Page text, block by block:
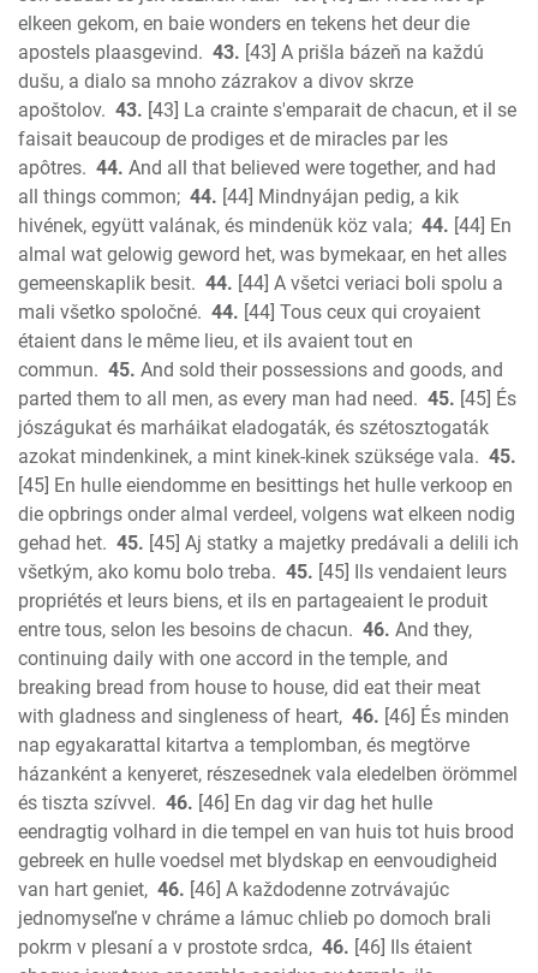
elkeen gekom, en baie wonders en tekens het deur die
apostels plaasgevind. 43. [43] A prišla bázeň na každú
dušu, a dialo sa mnoho zázrakov a divov skrze
apoštolov. 43. [43] La crainte s'emparait de chacun, et il se
faisait beaucoup de prodiges et de miracles par les
apôtres. 44. And all that believed were together, and had
all things common; 44. [44] Mindnyájan pedig, a kik
hivének, együtt valának, és mindenük köz vala; 44. [44] En
almal wat gelowig geword het, was bymekaar, en het alles
gemeenskaplik besit. 44. [44] A všetci veriaci boli spolu a
mali všetko spoločné. 44. [44] Tous ceux qui croyaient
étaient dans le même lieu, et ils avaient tout en
commun. 45. And sold their possessions and goods, and
parted them to all men, as every man had need. 45. [45] És
jószágukat és marháikat eladogaták, és szétosztogaták
azokat mindenkinek, a mint kinek-kinek szüksége vala. 45.
[45] En hulle eiendomme en besittings het hulle verkoop en
die opbrings onder almal verdeel, volgens wat elkeen nodig
gehad het. 45. [45] Aj statky a majetky predávali a delili ich
všetkým, ako komu bolo treba. 45. [45] Ils vendaient leurs
propriétés et leurs biens, et ils en partageaient le produit
entre tous, selon les besoins de chacun. 46. And they,
continuing daily with one accord in the temple, and
breaking bread from house to house, did eat their meat
with gladness and singleness of heart, 46. [46] És minden
nap egyakarattal kitartva a templomban, és megtörve
házanként a kenyeret, részesednek vala eledelben örömmel
és tiszta szívvel. 46. [46] En dag vir dag het hulle
eendragtig volhard in die tempel en van huis tot huis brood
gebreek en hulle voedsel met blydskap en eenvoudigheid
van hart geniet, 46. [46] A každodenne zotrvávajúc
jednomyseľne v chráme a lámuc chlieb po domoch brali
pokrm v plesaní a v prostote srdca, 46. [46] Ils étaient